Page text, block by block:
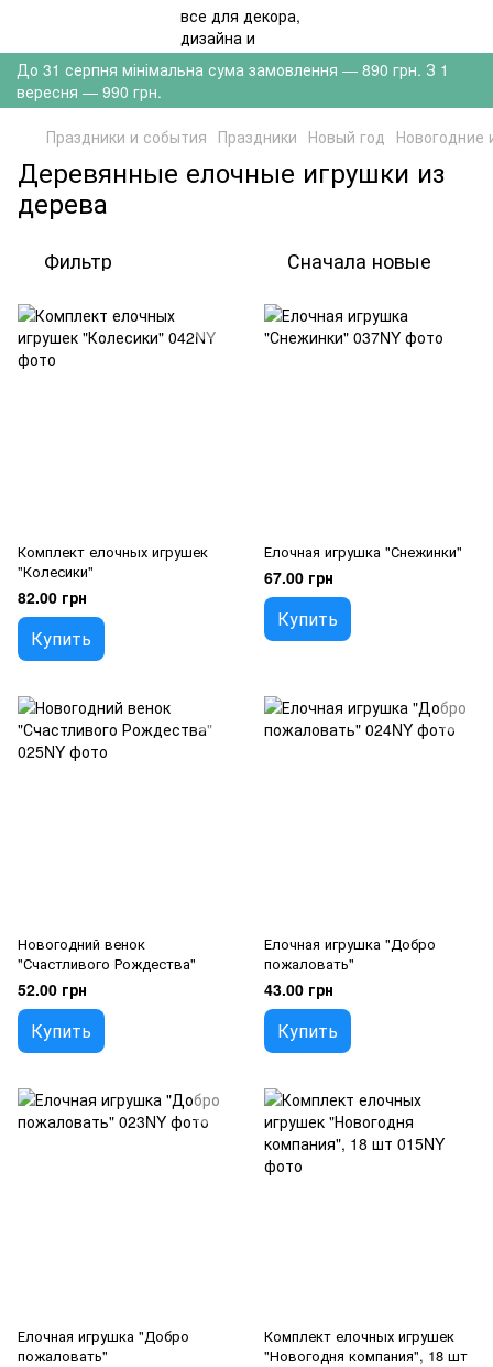
До 31 серпня мінімальна сума замовлення — 890 грн. З 1
вересня — 990 грн.
Праздники и события Праздники Новый год Новогодние
Деревянные елочные игрушки из
дерева
Фильтр Сначала новые
Комплект елочных игрушек
"Колесики"
82.00 грн
Купить
Елочная игрушка "Снежинки"
67.00 грн
Купить
Новогодний венок
"Счастливого Рождества"
52.00 грн
Купить
Елочная игрушка "Добро
пожаловать"
43.00 грн
Купить
Елочная игрушка "Добро
пожаловать"
Комплект елочных игрушек
"Новогодня компания", 18 шт